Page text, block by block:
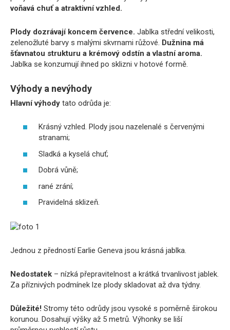
voňavá chuť a atraktivní vzhled.
Plody dozrávají koncem července. Jablka střední velikosti,
zelenožluté barvy s malými skvrnami růžové. Dužnina má
šťavnatou strukturu a krémový odstín a vlastní aroma.
Jablka se konzumují ihned po sklizni v hotové formě.
Výhody a nevýhody
Hlavní výhody tato odrůda je:
Krásný vzhled. Plody jsou nazelenalé s červenými
stranami;
Sladká a kyselá chuť;
Dobrá vůně;
rané zrání;
Pravidelná sklizeň.
Jednou z předností Earlie Geneva jsou krásná jablka.
Nedostatek – nízká přepravitelnost a krátká trvanlivost jablek.
Za příznivých podmínek lze plody skladovat až dva týdny.
Důležité! Stromy této odrůdy jsou vysoké s poměrně širokou
korunou. Dosahují výšky až 5 metrů. Výhonky se liší